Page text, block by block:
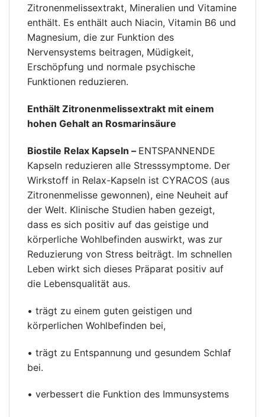
Zitronenmelissextrakt, Mineralien und Vitamine
enthält. Es enthält auch Niacin, Vitamin B6 und
Magnesium, die zur Funktion des
Nervensystems beitragen, Müdigkeit,
Erschöpfung und normale psychische
Funktionen reduzieren.
Enthält Zitronenmelissextrakt mit einem
hohen Gehalt an Rosmarinsäure
Biostile Relax Kapseln – ENTSPANNENDE
Kapseln reduzieren alle Stresssymptome. Der
Wirkstoff in Relax-Kapseln ist CYRACOS (aus
Zitronenmelisse gewonnen), eine Neuheit auf
der Welt. Klinische Studien haben gezeigt,
dass es sich positiv auf das geistige und
körperliche Wohlbefinden auswirkt, was zur
Reduzierung von Stress beiträgt. Im schnellen
Leben wirkt sich dieses Präparat positiv auf
die Lebensqualität aus.
• trägt zu einem guten geistigen und
körperlichen Wohlbefinden bei,
• trägt zu Entspannung und gesundem Schlaf
bei.
• verbessert die Funktion des Immunsystems